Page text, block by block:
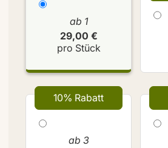
ab 1
29,00 €
pro Stück
10% Rabatt
ab 3